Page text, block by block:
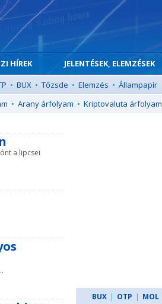
HÍREK JELENTÉSEK, ELEMZÉSEK
• BUX • Tőzsde • Elemzés • Állampapír
• Arany árfolyam • Kriptovaluta árfolyam
a lipcsei
BUX | OTP | MOL